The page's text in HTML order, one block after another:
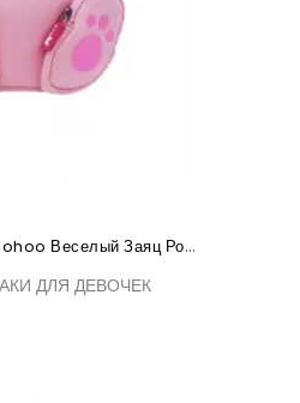
Рюкзак Детский Nohoo Веселый Заяц Розовый
ДЛЯ ДЕВОЧЕК